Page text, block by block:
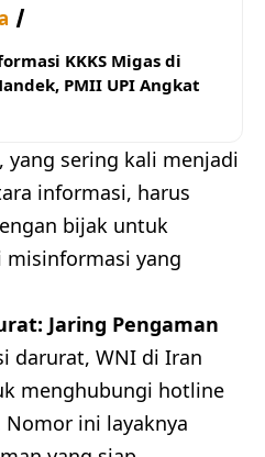
KKKS Migas di
PMII UPI Angkat
yang sering kali menjadi
informasi, harus
bijak untuk
misinformasi yang
Jaring Pengaman
darurat, WNI di Iran
menghubungi hotline
Nomor ini layaknya